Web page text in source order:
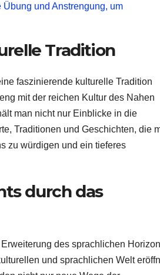
und Anstrengung, um
Tradition
faszinierende kulturelle Tradition
mit der reichen Kultur des Nahen
man nicht nur Einblicke in die
Traditionen und Geschichten, die
zu würdigen und ein tieferes
durch das
des sprachlichen
und sprachlichen Welt